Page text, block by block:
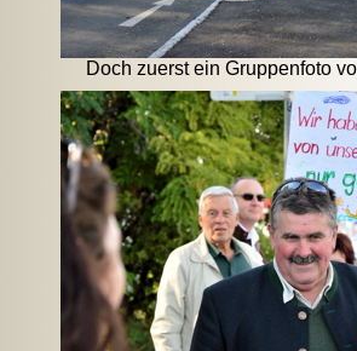
Doch zuerst ein Gruppenfoto